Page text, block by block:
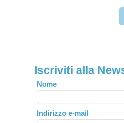
Iscriviti alla
Leave
this
field
blank
Nome
Indirizzo e-mail